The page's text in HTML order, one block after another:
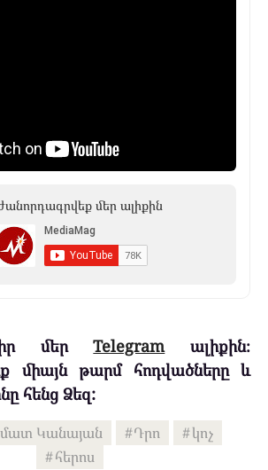
մեր ալիքին
մերTelegramալիքին։
միայն թարմ հոդվածները և
հենց Ձեզ:
Կանայան Դրո
կոչ
հերոս